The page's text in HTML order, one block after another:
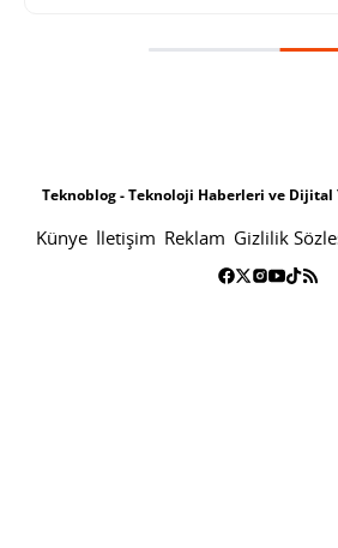
Wikipedia’nın
SABRI KÜSTÜR 18 EKIM 2025 12:00